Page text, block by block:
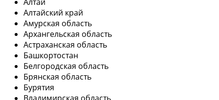
Алтай
Алтайский край
Амурская область
Архангельская область
Астраханская область
Башкортостан
Белгородская область
Брянская область
Бурятия